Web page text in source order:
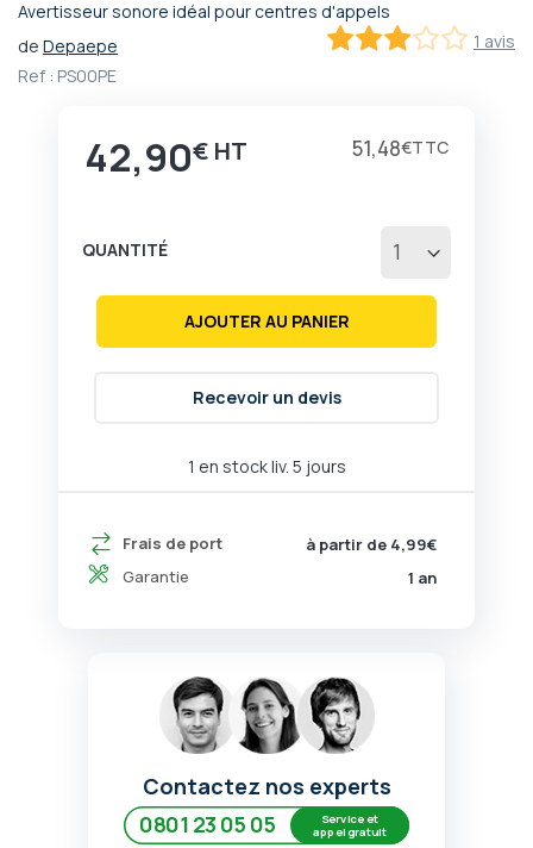
Avertisseur sonore idéal pour centres d'appels
1 avis
de Depaepe
Ref : PS00PE
42,90€ 51,48€
1 en stock liv. 5 jours
Frais de port
à partir de 4,99€
Garantie
1 an
QUANTITÉ
AJOUTER AU PANIER
Recevoir un devis
Passer
au
début
d’images
Contactez nos experts
0801 23 05 05
Service et
appel gratuit